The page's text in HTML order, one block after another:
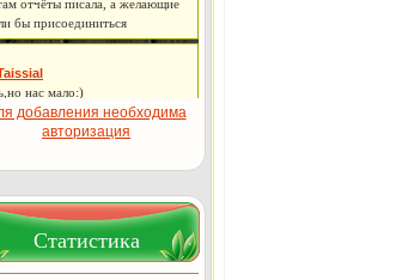
добавления необходима
авторизация
Статистика